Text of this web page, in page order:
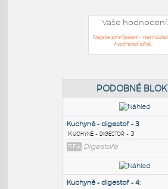
Vaše hodnocení:
Nejste přihlášeni -
hodnotit blok
PODOBNÉ